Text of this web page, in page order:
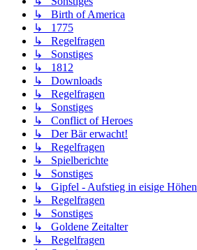
↳ Birth of America
↳ 1775
↳ Regelfragen
↳ Sonstiges
↳ 1812
↳ Downloads
↳ Regelfragen
↳ Sonstiges
↳ Conflict of Heroes
↳ Der Bär erwacht!
↳ Regelfragen
↳ Spielberichte
↳ Sonstiges
↳ Gipfel - Aufstieg in eisige Höhen
↳ Regelfragen
↳ Sonstiges
↳ Goldene Zeitalter
↳ Regelfragen